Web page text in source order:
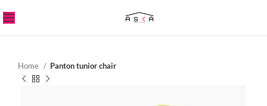
Home Panton tunior chair